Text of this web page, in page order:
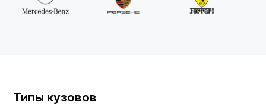
Типы кузовов